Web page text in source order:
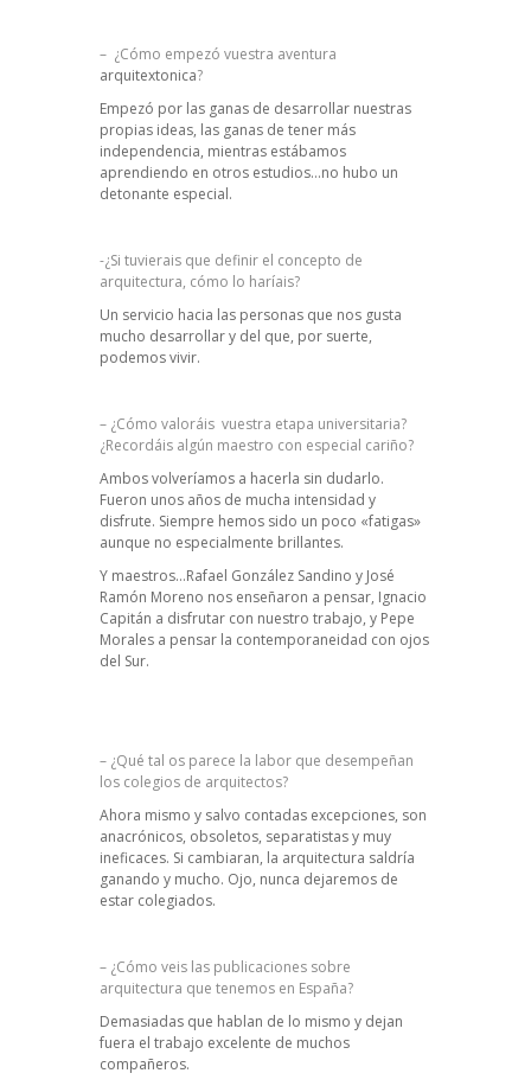
– ¿Cómo empezó vuestra aventura
arquitextonica?
Empezó por las ganas de desarrollar nuestras
propias ideas, las ganas de tener más
independencia, mientras estábamos
aprendiendo en otros estudios…no hubo un
detonante especial.
-¿Si tuvierais que definir el concepto de
arquitectura, cómo lo haríais?
Un servicio hacia las personas que nos gusta
mucho desarrollar y del que, por suerte,
podemos vivir.
– ¿Cómo valoráis vuestra etapa universitaria?
¿Recordáis algún maestro con especial cariño?
Ambos volveríamos a hacerla sin dudarlo.
Fueron unos años de mucha intensidad y
disfrute. Siempre hemos sido un poco «fatigas»
aunque no especialmente brillantes.
Y maestros…Rafael González Sandino y José
Ramón Moreno nos enseñaron a pensar, Ignacio
Capitán a disfrutar con nuestro trabajo, y Pepe
Morales a pensar la contemporaneidad con ojos
del Sur.
– ¿Qué tal os parece la labor que desempeñan
los colegios de arquitectos?
Ahora mismo y salvo contadas excepciones, son
anacrónicos, obsoletos, separatistas y muy
ineficaces. Si cambiaran, la arquitectura saldría
ganando y mucho. Ojo, nunca dejaremos de
estar colegiados.
– ¿Cómo veis las publicaciones sobre
arquitectura que tenemos en España?
Demasiadas que hablan de lo mismo y dejan
fuera el trabajo excelente de muchos
compañeros.